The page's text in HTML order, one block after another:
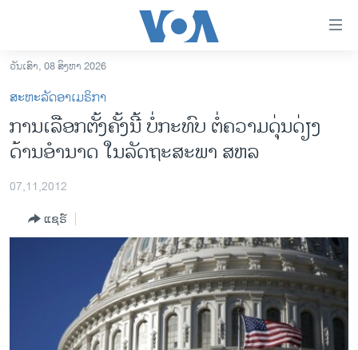
ເຂົ້າ
ຫາ
ຂ້າມ
ຂ້າມ
ຫາ
ອາເມຣິກາ
ຂ່າວ​ຈີນ
ໂລກ
ອິດສະຫຼະພາບດ້ານການຂ່າວ
ຊີວິດຊາວລາວ
ຊຸມຊົນຊາວລາວ
ວັນເສົາ, 08 ສິງຫາ 2026
ສະຫະລັດອາເມຣິກາ
ການເລືອກຕັ້ງຄັ້ງນີ້ ບໍ່ກະທົບ ຕໍ່ຄວາມດຸ່ນດ່ຽງ
ດ້ານອໍານາດ ໃນລັດຖະສະພາ ສຫລ
07,11,2012
ແຊຣ໌